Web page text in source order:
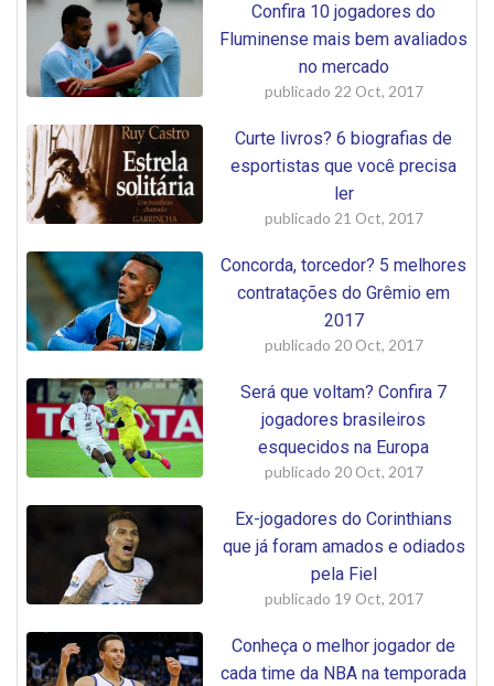
Confira 10 jogadores do
Fluminense mais bem avaliados
no mercado
publicado 22 Oct, 2017
Curte livros? 6 biografias de
esportistas que você precisa
ler
publicado 21 Oct, 2017
Concorda, torcedor? 5 melhores
contratações do Grêmio em
2017
publicado 20 Oct, 2017
Será que voltam? Confira 7
jogadores brasileiros
esquecidos na Europa
publicado 20 Oct, 2017
Ex-jogadores do Corinthians
que já foram amados e odiados
pela Fiel
publicado 19 Oct, 2017
Conheça o melhor jogador de
cada time da NBA na temporada